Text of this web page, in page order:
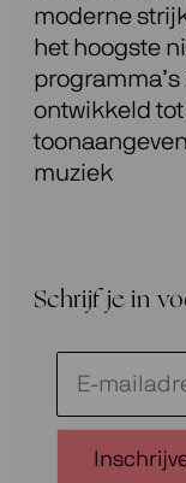
moderne
het hoogste
ontwikkeld tot
muziek
Schrijf je in
Schrijf
voor